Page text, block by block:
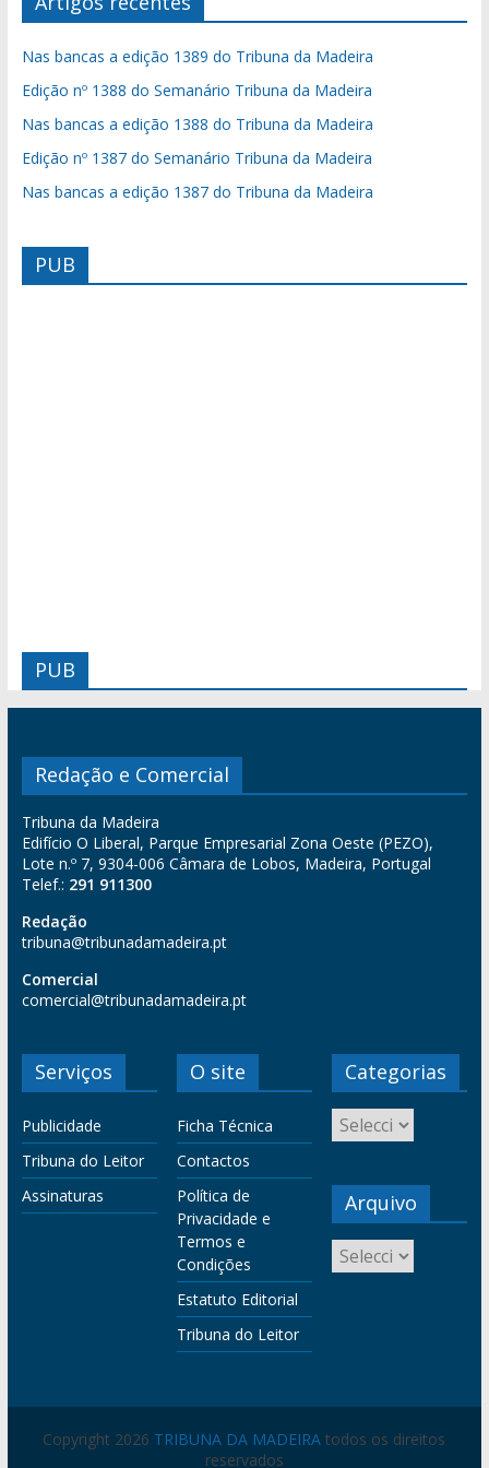
Nas bancas a edição 1389 do Tribuna da Madeira
Edição nº 1388 do Semanário Tribuna da Madeira
Nas bancas a edição 1388 do Tribuna da Madeira
Edição nº 1387 do Semanário Tribuna da Madeira
Nas bancas a edição 1387 do Tribuna da Madeira
PUB
PUB
Redação e Comercial
Tribuna da Madeira
Edifício O Liberal, Parque Empresarial Zona Oeste (PEZO),
Lote n.º 7, 9304-006 Câmara de Lobos, Madeira, Portugal
Telef.: 291 911300
Redação
tribuna@tribunadamadeira.pt
Comercial
comercial@tribunadamadeira.pt
Serviços
Publicidade
Tribuna do Leitor
Assinaturas
O site
Ficha Técnica
Contactos
Política de
Privacidade e
Termos e
Condições
Estatuto Editorial
Tribuna do Leitor
Categorias
Arquivo
Copyright 2026 TRIBUNA DA MADEIRA todos os direitos
reservados